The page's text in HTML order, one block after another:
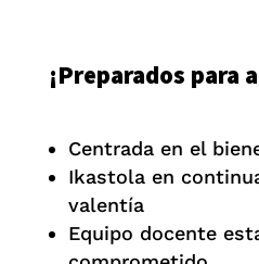
¡Preparados para
Centrada en el
Ikastola en
valentía
Equipo docente